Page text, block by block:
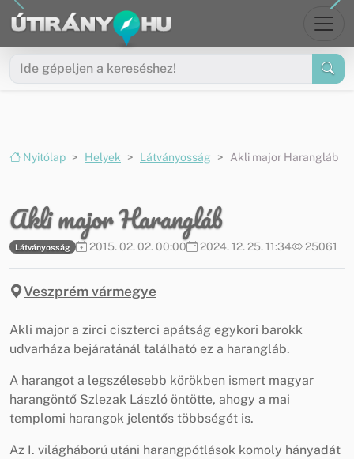
Ugrás a menüre
Ugrás a tartalomra
Nyitólap Helyek Látványosság Akli major Harangláb
Akli major Harangláb
Látványosság 2015. 02. 02. 00:00 2024. 12. 25. 11:34 25061
Veszprém vármegye
Akli major a zirci ciszterci apátság egykori barokk
udvarháza bejáratánál található ez a harangláb.
A harangot a legszélesebb körökben ismert magyar
harangöntő Szlezak László öntötte, ahogy a mai
templomi harangok jelentős többségét is.
Az I. világháború utáni harangpótlások komoly hányadát